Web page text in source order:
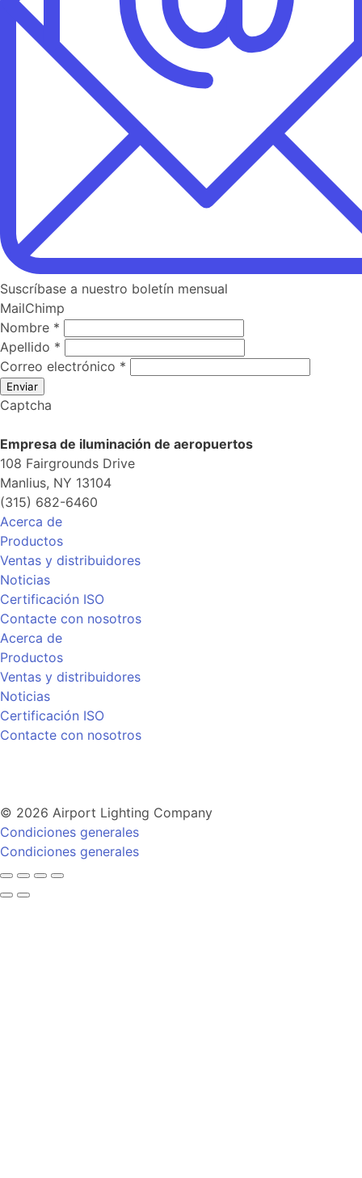
Suscríbase a nuestro boletín mensual
MailChimp
Nombre *
Apellido *
Correo electrónico *
Enviar
Captcha
Empresa de iluminación de aeropuertos
108 Fairgrounds Drive
Manlius, NY 13104
(315) 682-6460
Acerca de
Productos
Ventas y distribuidores
Noticias
Certificación ISO
Contacte con nosotros
Acerca de
Productos
Ventas y distribuidores
Noticias
Certificación ISO
Contacte con nosotros
© 2026 Airport Lighting Company
Condiciones generales
Condiciones generales